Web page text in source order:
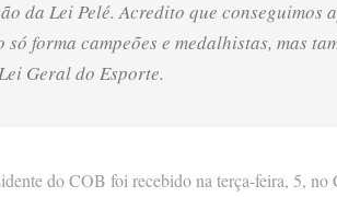
da Lei Pelé. Acredito que
forma campeões e medalhistas, mas
Geral do Esporte.
do COB foi recebido na terça-feira, 5,